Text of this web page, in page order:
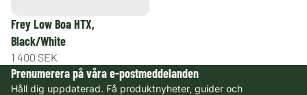
Frey Low Boa HTX,
Black/White
1 400 SEK
Prenumerera på våra e-postmeddelanden
Håll dig uppdaterad. Få produktnyheter, guider och